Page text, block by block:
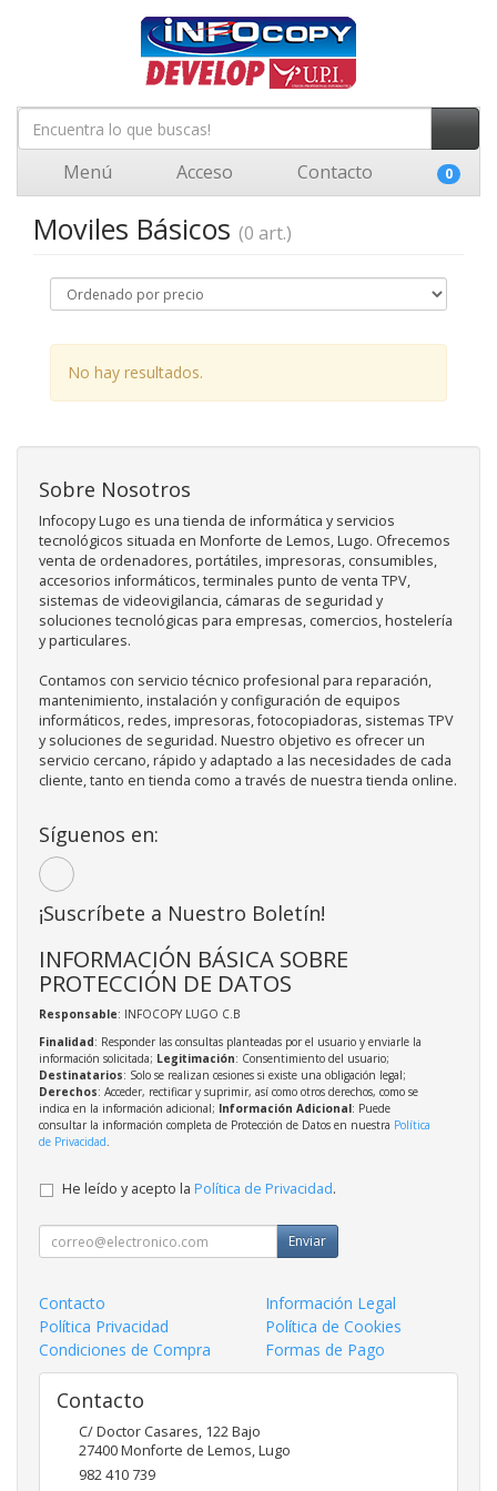
Menú Acceso Contacto 0
Moviles Básicos (0 art.)
No hay resultados.
Sobre Nosotros
Infocopy Lugo es una tienda de informática y servicios
tecnológicos situada en Monforte de Lemos, Lugo. Ofrecemos
venta de ordenadores, portátiles, impresoras, consumibles,
accesorios informáticos, terminales punto de venta TPV,
sistemas de videovigilancia, cámaras de seguridad y
soluciones tecnológicas para empresas, comercios, hostelería
y particulares.
Contamos con servicio técnico profesional para reparación,
mantenimiento, instalación y configuración de equipos
informáticos, redes, impresoras, fotocopiadoras, sistemas TPV
y soluciones de seguridad. Nuestro objetivo es ofrecer un
servicio cercano, rápido y adaptado a las necesidades de cada
cliente, tanto en tienda como a través de nuestra tienda online.
Síguenos en:
¡Suscríbete a Nuestro Boletín!
INFORMACIÓN BÁSICA SOBRE
PROTECCIÓN DE DATOS
Responsable: INFOCOPY LUGO C.B
Finalidad: Responder las consultas planteadas por el usuario y enviarle la
información solicitada; Legitimación: Consentimiento del usuario;
Destinatarios: Solo se realizan cesiones si existe una obligación legal;
Derechos: Acceder, rectificar y suprimir, así como otros derechos, como se
indica en la información adicional; Información Adicional: Puede
consultar la información completa de Protección de Datos en nuestra Política
de Privacidad.
He leído y acepto la Política de Privacidad.
Enviar
Contacto
Información Legal
Política Privacidad
Política de Cookies
Condiciones de Compra
Formas de Pago
Contacto
C/ Doctor Casares, 122 Bajo
27400Monforte de Lemos,Lugo
982 410 739